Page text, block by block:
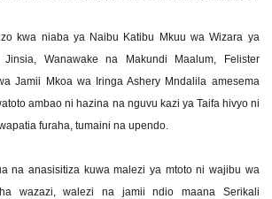
kwa niaba ya Naibu Katibu Mkuu wa Wizara ya
Wanawake na Makundi Maalum, Felister
Jamii Mkoa wa Iringa Ashery Mndalila amesema
ambao ni hazina na nguvu kazi ya Taifa hivyo ni
furaha, tumaini na upendo.
na anasisitiza kuwa malezi ya mtoto ni wajibu wa
wazazi, walezi na jamii ndio maana Serikali